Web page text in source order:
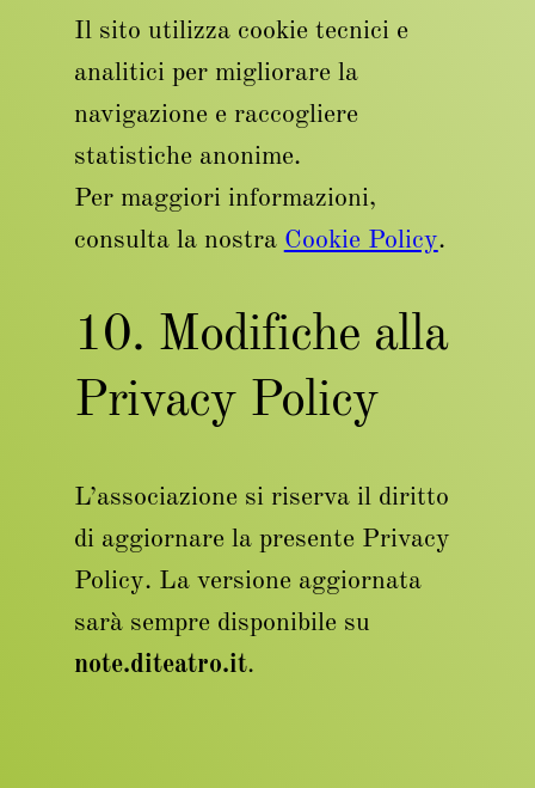
Il sito utilizza cookie tecnici e
analitici per migliorare la
navigazione e raccogliere
statistiche anonime.
Per maggiori informazioni,
consulta la nostra Cookie Policy.
10. Modifiche alla
Privacy Policy
L’associazione si riserva il diritto
di aggiornare la presente Privacy
Policy. La versione aggiornata
sarà sempre disponibile su
note.diteatro.it.